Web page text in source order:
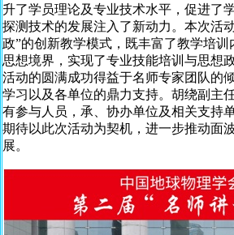
升了学员理论及专业技术水平，促进了
探测技术的发展注入了新动力。本次活
政”的创新教学模式，既丰富了教学培
思想境界，实现了专业技能培训与思想
活动的圆满成功得益于名师专家团队的
学习以及各单位的鼎力支持。胡绕副主
有参与人员，承、协办单位及相关支持
期待以此次活动为契机，进一步推动面
展。